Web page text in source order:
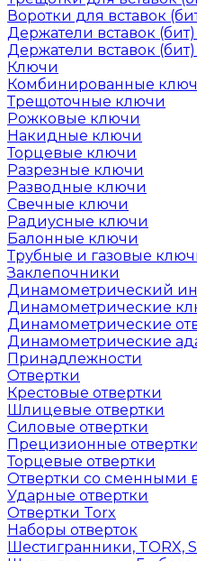
Воротки для вставок
Держатели вставок
Держатели вставок
Ключи
Комбинированные
Трещоточные ключи
Рожковые ключи
Накидные ключи
Торцевые ключи
Разрезные ключи
Разводные ключи
Свечные ключи
Радиусные ключи
Балонные ключи
Трубные и газовые
Заклепочники
Динамометрический
Динамометрические
Динамометрические
Динамометрические
Принадлежности
Отвертки
Крестовые отвертки
Шлицевые отвертки
Силовые отвертки
Прецизионные отвертки
Торцевые отвертки
Отвертки со сменными
Ударные отвертки
Отвертки Torx
Наборы отверток
Шестигранники, TORX,